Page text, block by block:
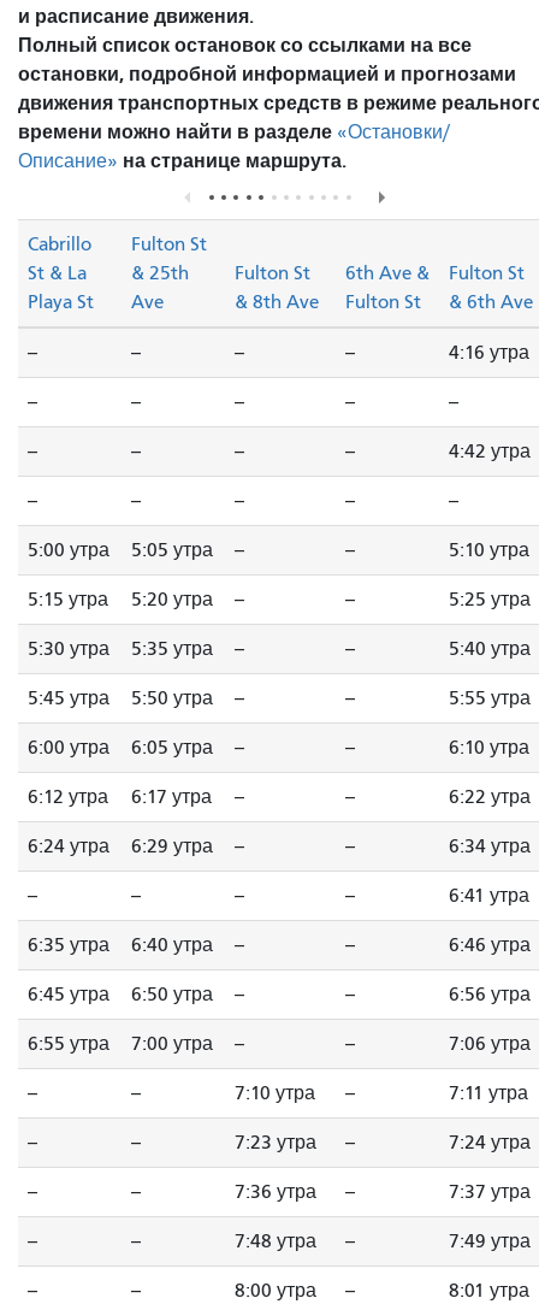
и расписание движения.
Полный список остановок со ссылками на все
остановки, подробной информацией и прогнозами
движения транспортных средств в режиме
времени можно найти в разделе «Остановки/
Описание» на странице маршрута.
Cabrillo
St & La
Playa St
Fulton St
& 25th
Ave
Fulton St
& 8th Ave
6th Ave &
Fulton St
Fulton St
& 6th Ave
-- -- -- -- 4:16 утра
-- -- -- -- --
-- -- -- -- 4:42 утра
-- -- -- -- --
5:00 утра 5:05 утра -- -- 5:10 утра
5:15 утра 5:20 утра -- -- 5:25 утра
5:30 утра 5:35 утра -- -- 5:40 утра
5:45 утра 5:50 утра -- -- 5:55 утра
6:00 утра 6:05 утра -- -- 6:10 утра
6:12 утра 6:17 утра -- -- 6:22 утра
6:24 утра 6:29 утра -- -- 6:34 утра
-- -- -- -- 6:41 утра
6:35 утра 6:40 утра -- -- 6:46 утра
6:45 утра 6:50 утра -- -- 6:56 утра
6:55 утра 7:00 утра -- -- 7:06 утра
-- -- 7:10 утра -- 7:11 утра
-- -- 7:23 утра -- 7:24 утра
-- -- 7:36 утра -- 7:37 утра
-- -- 7:48 утра -- 7:49 утра
-- -- 8:00 утра -- 8:01 утра